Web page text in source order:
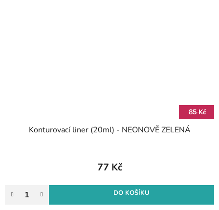
85 Kč
Konturovací liner (20ml) - NEONOVĚ ZELENÁ
77 Kč
DO KOŠÍKU